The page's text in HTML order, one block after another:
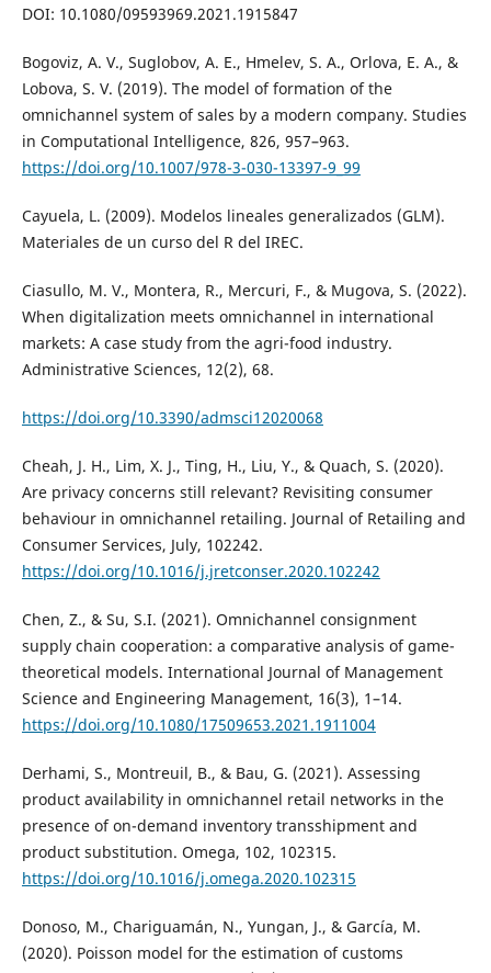
DOI: 10.1080/09593969.2021.1915847
Bogoviz, A. V., Suglobov, A. E., Hmelev, S. A., Orlova, E. A., &
Lobova, S. V. (2019). The model of formation of the
omnichannel system of sales by a modern company. Studies
in Computational Intelligence, 826, 957–963.
https://doi.org/10.1007/978-3-030-13397-9_99
Cayuela, L. (2009). Modelos lineales generalizados (GLM).
Materiales de un curso del R del IREC.
Ciasullo, M. V., Montera, R., Mercuri, F., & Mugova, S. (2022).
When digitalization meets omnichannel in international
markets: A case study from the agri-food industry.
Administrative Sciences, 12(2), 68.
https://doi.org/10.3390/admsci12020068
Cheah, J. H., Lim, X. J., Ting, H., Liu, Y., & Quach, S. (2020).
Are privacy concerns still relevant? Revisiting consumer
behaviour in omnichannel retailing. Journal of Retailing and
Consumer Services, July, 102242.
https://doi.org/10.1016/j.jretconser.2020.102242
Chen, Z., & Su, S.I. (2021). Omnichannel consignment
supply chain cooperation: a comparative analysis of game-
theoretical models. International Journal of Management
Science and Engineering Management, 16(3), 1–14.
https://doi.org/10.1080/17509653.2021.1911004
Derhami, S., Montreuil, B., & Bau, G. (2021). Assessing
product availability in omnichannel retail networks in the
presence of on-demand inventory transshipment and
product substitution. Omega, 102, 102315.
https://doi.org/10.1016/j.omega.2020.102315
Donoso, M., Chariguamán, N., Yungan, J., & García, M.
(2020). Poisson model for the estimation of customs